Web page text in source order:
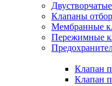
Клапаны
Мембранные
Пережимные
Клапан
Клапан